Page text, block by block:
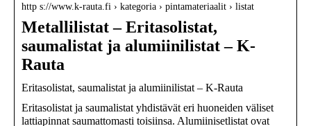
http s://www.k-rauta.fi › kategoria › pintamateriaalit › listat
Metallilistat – Eritasolistat,
saumalistat ja alumiinilistat – K-
Rauta
Eritasolistat, saumalistat ja alumiinilistat – K-Rauta
Eritasolistat ja saumalistat yhdistävät eri huoneiden väliset
lattiapinnat saumattomasti toisiinsa. Alumiinisetlistat ovat